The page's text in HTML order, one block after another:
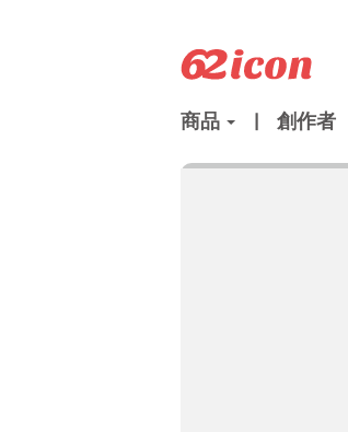
商品 | 創作者